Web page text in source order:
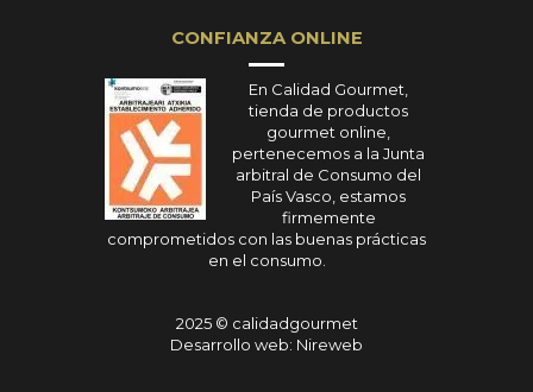
CONFIANZA ONLINE
En Calidad Gourmet,
tienda de productos
gourmet online,
pertenecemos a la Junta
arbitral de Consumo del
País Vasco, estamos
firmemente
comprometidos con las buenas prácticas
en el consumo.
2025 © calidadgourmet
Desarrollo web: Nireweb